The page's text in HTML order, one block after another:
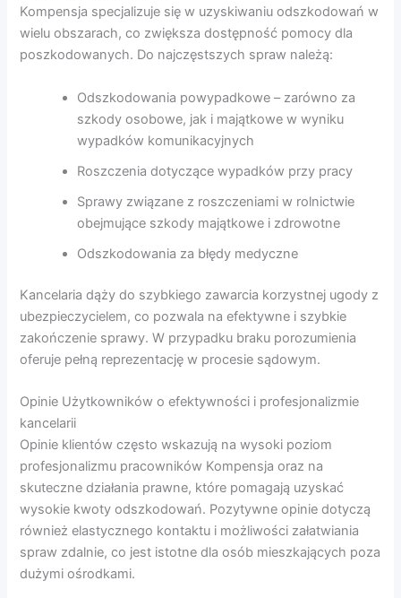
Kompensja specjalizuje się w uzyskiwaniu odszkodowań w
wielu obszarach, co zwiększa dostępność pomocy dla
poszkodowanych. Do najczęstszych spraw należą:
Odszkodowania powypadkowe – zarówno za
szkody osobowe, jak i majątkowe w wyniku
wypadków komunikacyjnych
Roszczenia dotyczące wypadków przy pracy
Sprawy związane z roszczeniami w rolnictwie
obejmujące szkody majątkowe i zdrowotne
Odszkodowania za błędy medyczne
Kancelaria dąży do szybkiego zawarcia korzystnej ugody z
ubezpieczycielem, co pozwala na efektywne i szybkie
zakończenie sprawy. W przypadku braku porozumienia
oferuje pełną reprezentację w procesie sądowym.
Opinie Użytkowników o efektywności i profesjonalizmie
kancelarii
Opinie klientów często wskazują na wysoki poziom
profesjonalizmu pracowników Kompensja oraz na
skuteczne działania prawne, które pomagają uzyskać
wysokie kwoty odszkodowań. Pozytywne opinie dotyczą
również elastycznego kontaktu i możliwości załatwiania
spraw zdalnie, co jest istotne dla osób mieszkających poza
dużymi ośrodkami.